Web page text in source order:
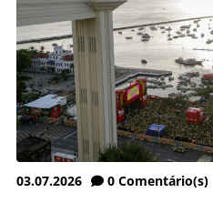
03.07.2026 0 Comentário(s)